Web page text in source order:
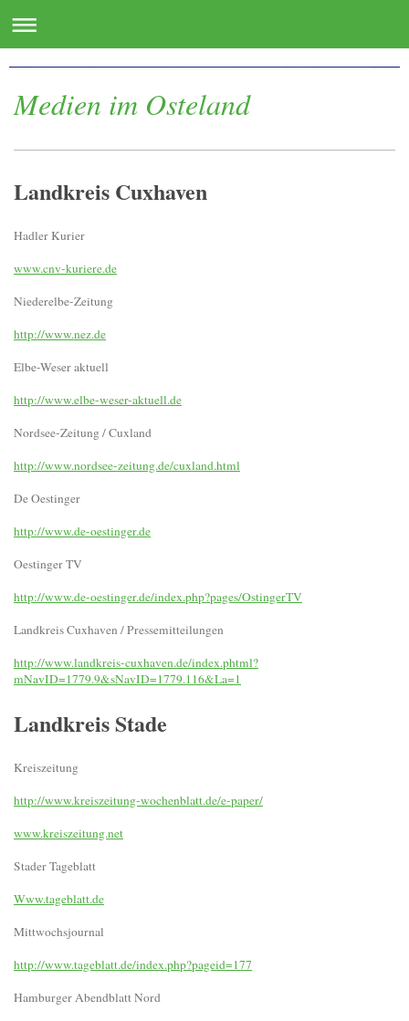
Medien im Osteland
Landkreis Cuxhaven
Hadler Kurier
www.cnv-kuriere.de
Niederelbe-Zeitung
http://www.nez.de
Elbe-Weser aktuell
http://www.elbe-weser-aktuell.de
Nordsee-Zeitung / Cuxland
http://www.nordsee-zeitung.de/cuxland.html
De Oestinger
http://www.de-oestinger.de
Oestinger TV
http://www.de-oestinger.de/index.php?pages/OstingerTV
Landkreis Cuxhaven / Pressemitteilungen
http://www.landkreis-cuxhaven.de/index.phtml?
mNavID=1779.9&sNavID=1779.116&La=1
Landkreis Stade
Kreiszeitung
http://www.kreiszeitung-wochenblatt.de/e-paper/
www.kreiszeitung.net
Stader Tageblatt
Www.tageblatt.de
Mittwochsjournal
http://www.tageblatt.de/index.php?pageid=177
Hamburger Abendblatt Nord